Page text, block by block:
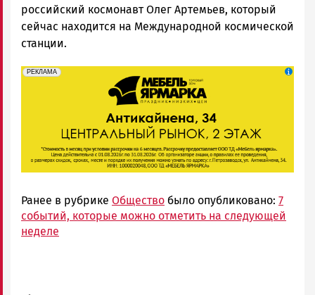
российский космонавт Олег Артемьев, который
сейчас находится на Международной космической
станции.
erid: 2SDnjeFymr3
РЕКЛАМА
Реклама
Ранее в рубрике Общество было опубликовано: 7
событий, которые можно отметить на следующей
неделе